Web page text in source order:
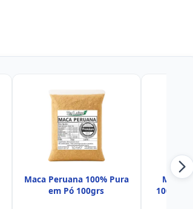
Maca Peruana 100% Pura
em Pó 100grs
Maca
100%